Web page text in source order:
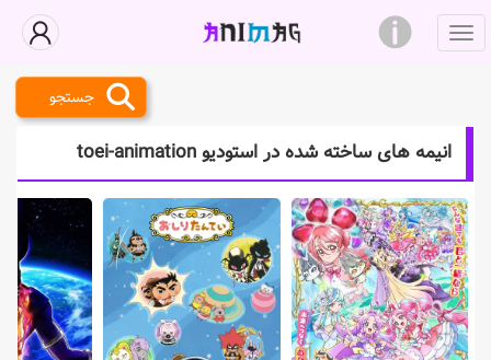
جستجو
انیمه های ساخته شده در استودیو toei-animation